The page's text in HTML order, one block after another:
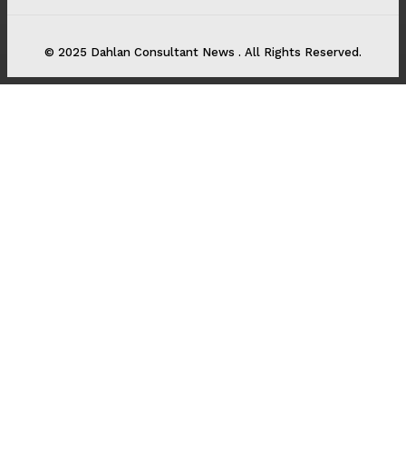
© 2025 Dahlan Consultant News . All Rights Reserved.